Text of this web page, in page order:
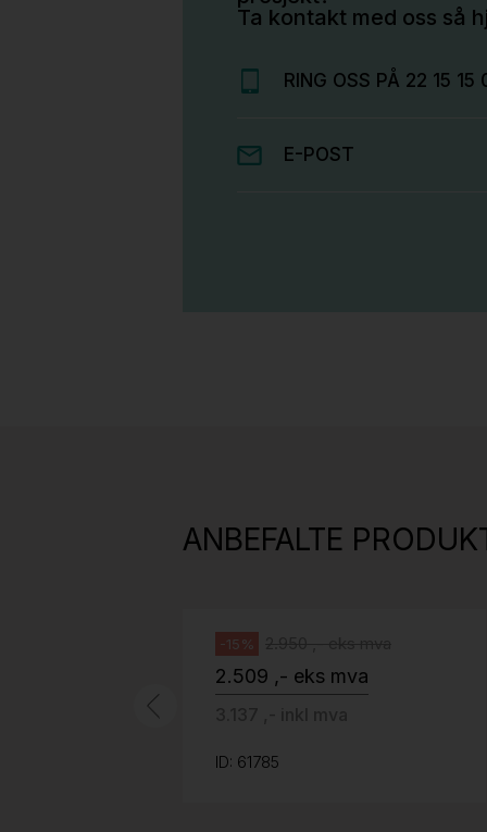
Ta kontakt med oss så
RING OSS PÅ 22 15 15
E-POST
ANBEFALTE
grått fotkryss, Pent brukt
-15%
2.509 ,- eks mva
ID: 61785